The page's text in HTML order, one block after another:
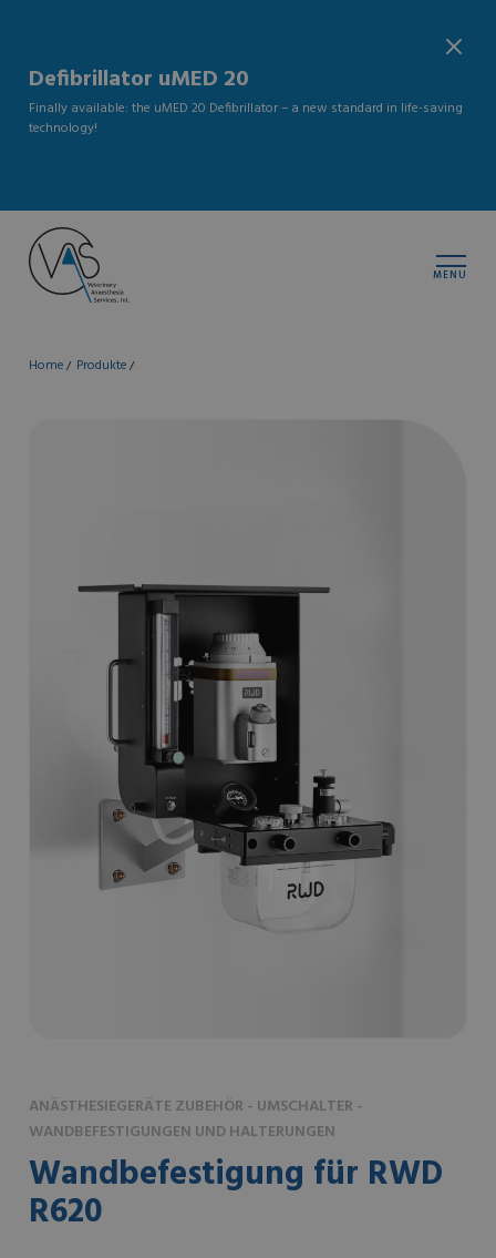
Defibrillator uMED 20
Finally available: the uMED 20 Defibrillator – a new standard in life-saving
technology!
MENU
Home Produkte
ANÄSTHESIEGERÄTE ZUBEHÖR - UMSCHALTER -
WANDBEFESTIGUNGEN UND HALTERUNGEN
Wandbefestigung für RWD
R620